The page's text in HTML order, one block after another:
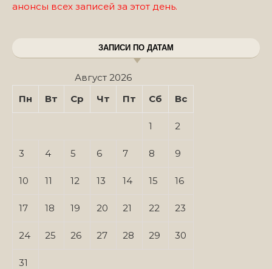
анонсы всех записей за этот день.
ЗАПИСИ ПО ДАТАМ
Август 2026
Пн
Вт Ср Чт Пт Сб Вс
1 2
3 4 5 6 7 8 9
10 11 12 13 14 15 16
17 18 19 20 21 22 23
24 25 26 27 28 29 30
31